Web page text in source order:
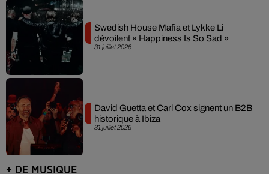
31 juillet 2026
Swedish House Mafia et Lykke Li
dévoilent « Happiness Is So Sad »
31 juillet 2026
David Guetta et Carl Cox signent un B2B
historique à Ibiza
+ DE MUSIQUE